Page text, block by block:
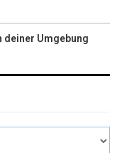
deiner Umgebung